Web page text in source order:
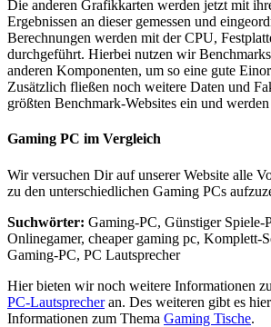
Die anderen Grafikkarten werden jetzt mit
Ergebnissen an dieser gemessen und
Berechnungen werden mit der CPU,
durchgeführt. Hierbei nutzen wir
anderen Komponenten, um so eine gute
Zusätzlich fließen noch weitere Daten und
größten Benchmark-Websites ein und
Gaming PC im Vergleich
Wir versuchen Dir auf unserer Website alle
zu den unterschiedlichen Gaming PCs
Suchwörter: Gaming-PC, Günstiger Spiele-
Onlinegamer, cheaper gaming pc, Komplett-
Gaming-PC, PC Lautsprecher
Hier bieten wir noch weitere Informationen
PC-Lautsprecheran. Des weiteren gibt es
Informationen zum Thema Gaming Tische.